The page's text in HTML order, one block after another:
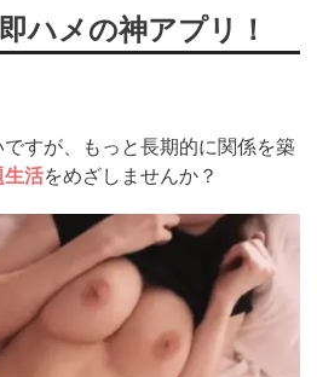
ハメの神アプリ！
すが、もっと長期的に関係を築
活をめざしませんか？